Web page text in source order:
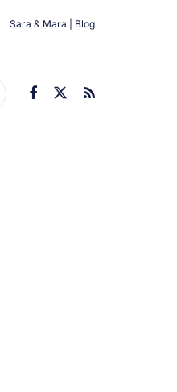
Sara & Mara | Blog